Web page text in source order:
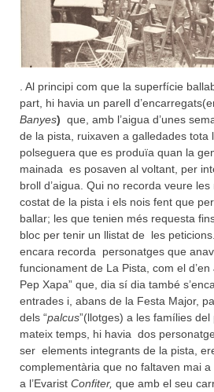
. Al principi com que la superfície
part, hi havia un parell
Banyes) que, amb l’aigua d’unes
de la pista, ruixaven a galledades tota
polseguera que es produïa quan la
mainada es posaven al voltant, per
broll d’aigua. Qui no recorda veure
costat de la pista i els nois fent que
ballar; les que tenien més requesta
bloc per tenir un llistat de les
encara recorda personatges que
funcionament de La Pista, com el
Pep Xapa” que, dia sí dia també
entrades i, abans de la Festa Major,
dels “palcus”(llotges) a les famílies
mateix temps, hi havia dos
ser elements integrants de la pista,
complementària que no faltaven mai
a l’Evarist Confiter, que amb el seu